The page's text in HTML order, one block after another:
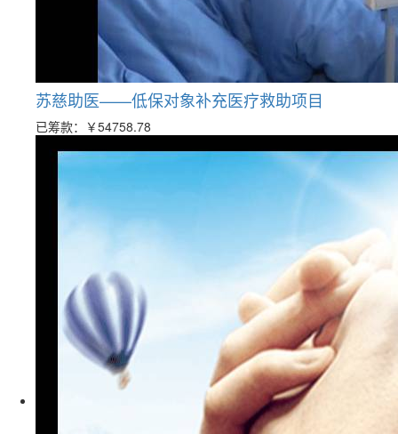
苏慈助医——低保对象补充医疗救助项目
已筹款： ￥54758.78